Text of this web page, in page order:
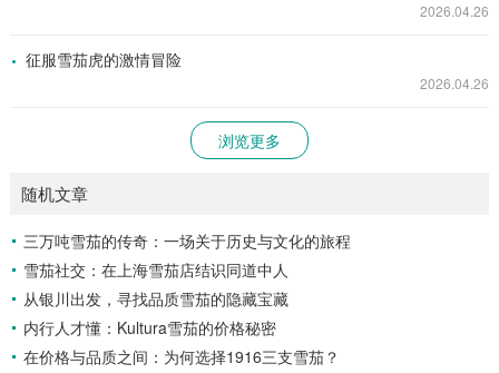
2026.04.26
征服雪茄虎的激情冒险
2026.04.26
浏览更多
随机文章
三万吨雪茄的传奇：一场关于历史与文化的旅程
雪茄社交：在上海雪茄店结识同道中人
从银川出发，寻找品质雪茄的隐藏宝藏
内行人才懂：Kultura雪茄的价格秘密
在价格与品质之间：为何选择1916三支雪茄？